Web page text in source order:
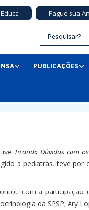
Pague sua
PUBLICAÇÕES
Tirando Dúvidas com
a pediatras, teve
com a participação
da SPSP; Ary